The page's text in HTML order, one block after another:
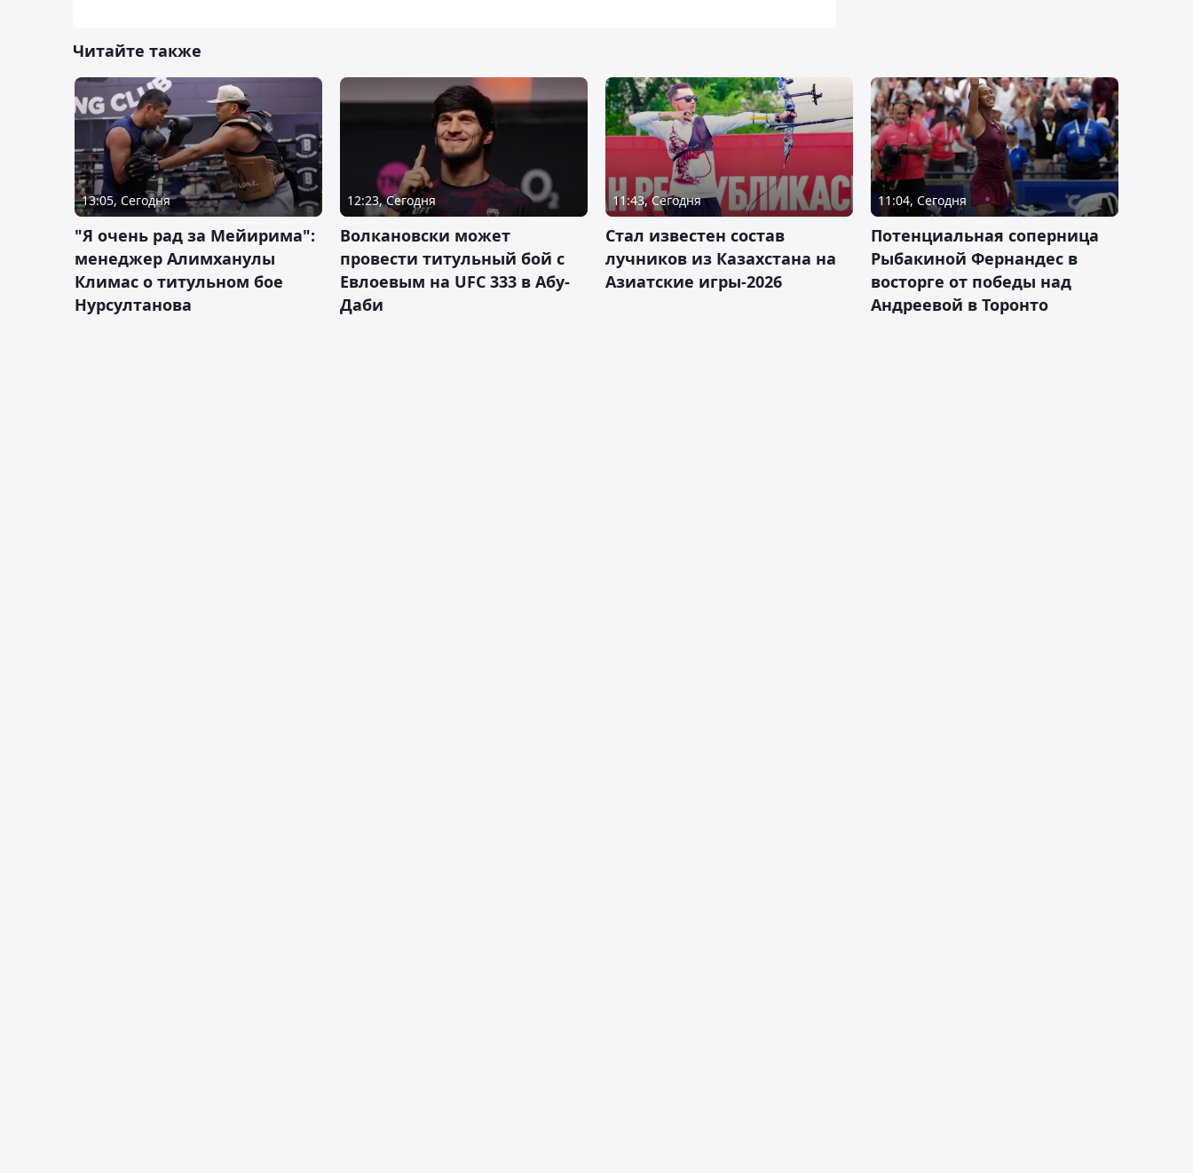
Читайте также
13:05, Сегодня
"Я очень рад за Мейирима":
менеджер Алимханулы
Климас о титульном бое
Нурсултанова
12:23, Сегодня
Волкановски может
провести титульный бой с
Евлоевым на UFC 333 в Абу-
Даби
11:43, Сегодня
Стал известен состав
лучников из Казахстана на
Азиатские игры-2026
11:04, Сегодня
Потенциальная соперница
Рыбакиной Фернандес в
восторге от победы над
Андреевой в Торонто